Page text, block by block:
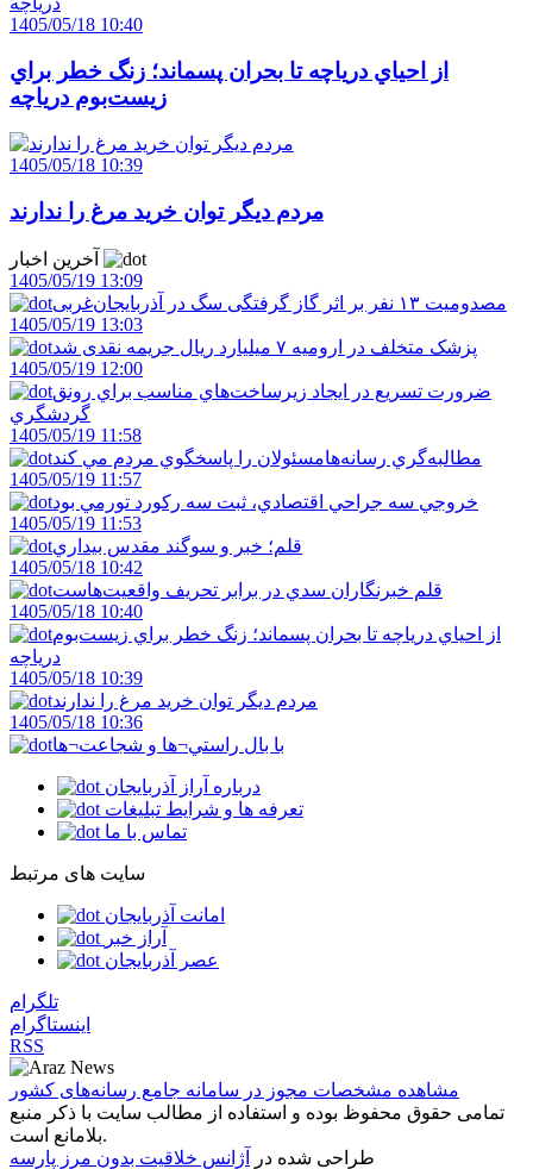
1405/05/18 10:40
از احياي درياچه تا بحران پسماند؛ زنگ خطر براي
زيست‌بوم درياچه
1405/05/18 10:39
مردم ديگر توان خريد مرغ را ندارند
1405/05/19 13:09
مصدومیت ۱۳ نفر بر اثر گاز گرفتگی سگ در آذربایجان‌غربی
1405/05/19 13:03
پزشک متخلف در ارومیه ۷ میلیارد ریال جریمه نقدی شد
1405/05/19 12:00
ضرورت تسريع در ايجاد زيرساخت‌هاي مناسب براي رونق
گردشگري
1405/05/19 11:58
مطالبه‌گري رسانه‌هامسئولان را پاسخگوي مردم مي کند
1405/05/19 11:57
خروجي سه جراحي اقتصادي، ثبت سه رکورد تورمي بود
1405/05/19 11:53
قلم؛ خبر و سوگند مقدس بيداري
1405/05/18 10:42
قلم خبرنگاران سدي در برابر تحريف واقعيت‌هاست
1405/05/18 10:40
از احياي درياچه تا بحران پسماند؛ زنگ خطر براي زيست‌بوم
درياچه
1405/05/18 10:39
مردم ديگر توان خريد مرغ را ندارند
1405/05/18 10:36
با بال راستي¬ها و شجاعت¬ها
درباره آراز آذربایجان
تعرفه ها و شرایط تبلیغات
تماس با ما
سایت های مرتبط
امانت آذربایجان
آراز خبر
عصر آذربایجان
تلگرام
اینستاگرام
RSS
مشاهده مشخصات مجوز در سامانه جامع رسانه‌های کشور
تمامی حقوق محفوظ بوده و استفاده از مطالب سایت با ذکر منبع
بلامانع است.
طراحی شده در
آژانس خلاقیت بدون مرز پارسه